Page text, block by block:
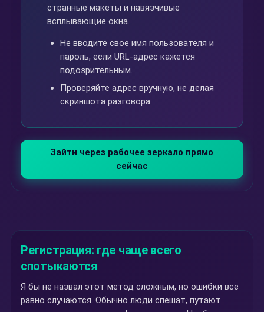
странные макеты и навязчивые
всплывающие окна.
Не вводите свое имя пользователя и
пароль, если URL-адрес кажется
подозрительным.
Проверяйте адрес вручную, не делая
скриншота разговора.
Зайти через рабочее зеркало прямо
сейчас
Регистрация: где чаще всего
спотыкаются
Я бы не назвал этот метод сложным, но ошибки все
равно случаются. Обычно люди спешат, путают